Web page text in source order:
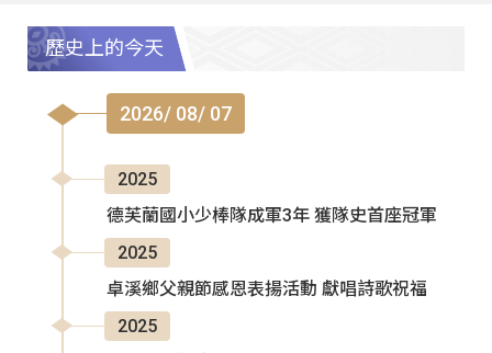
歷史上的今天
2026/ 08/ 07
2025
德芙蘭國小少棒隊成軍3年 獲隊史首座冠軍
2025
卓溪鄉父親節感恩表揚活動 獻唱詩歌祝福
2025